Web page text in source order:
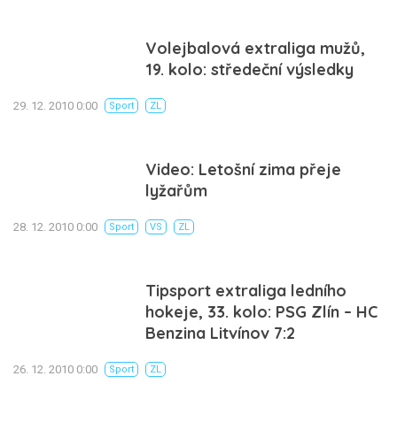
Volejbalová extraliga mužů,
19. kolo: středeční výsledky
29. 12. 2010 0:00 Sport ZL
Video: Letošní zima přeje
lyžařům
28. 12. 2010 0:00 Sport VS ZL
Tipsport extraliga ledního
hokeje, 33. kolo: PSG Zlín – HC
Benzina Litvínov 7:2
26. 12. 2010 0:00 Sport ZL